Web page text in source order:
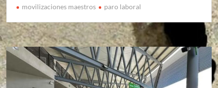
movilizaciones maestros
paro laboral